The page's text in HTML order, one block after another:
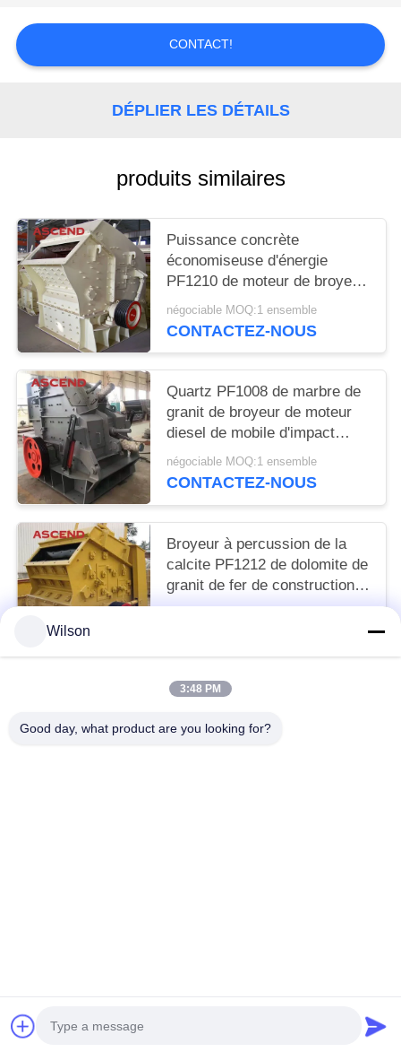
CONTACT!
DÉPLIER LES DÉTAILS
produits similaires
Puissance concrète
économiseuse d'énergie
PF1210 de moteur de broyeur
à percussion de charbon de
bois de quartz écrasant
négociable MOQ:1 ensemble
CONTACTEZ-NOUS
Quartz PF1008 de marbre de
granit de broyeur de moteur
diesel de mobile d'impact
écrasant l'usine
négociable MOQ:1 ensemble
CONTACTEZ-NOUS
Broyeur à percussion de la
calcite PF1212 de dolomite de
granit de fer de construction
avec la haute barre de coup
Wilson
3:48 PM
Good day, what product are you looking for?